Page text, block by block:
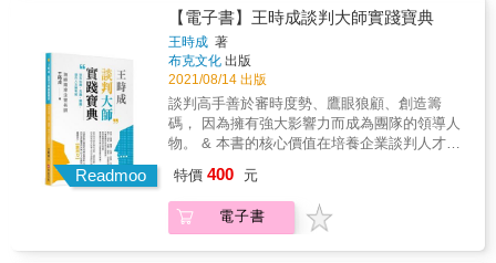
讓對方想清楚 即使你盡全力找出可能的途徑，
對方還是拒絕，你可能會想以力量逼迫他同
意。然而直接施加壓力的結果往往是遭受反
彈。這時你應該讓對方明白可能的後果，讓他
自己選擇，而不是威脅他同意。當你佔優勢
時，仍然要與對方談妥明確的協議，並確保他
會執行。最重要的是，談判的目的在滿足雙
備？ & 為了讓談話進行得更順利，你勢必得做
一些準備，看看哈佛談判專家怎麼做： & 1. 確
認雙方的利益：當對方的利益可能被滿足，談
話就會更順利；確認自己的利益，才能知道想
管從事什麼行業，不管你是在職場，還是在家
庭，只要有不同的意見，就可能需要談判協
商。談判已經成了現代人必備的基本知識和能
力，所以最好大家都學一點談判，才能用同樣
的語言溝通。 & ●談判是最不自私的學問 「雙
贏」的概念從來不是先天的良知良能，而是後
天學習來的。只有相信雙贏是可能的，我們才
會努力找到雙贏的解決方案。如果其中一方不
相信雙贏，雙贏就只是口號，不可能成真。 &
式。沒學過談判，腦子裡只有黑色、白色；學
過談判，才會看見灰色。沒學過的人，會問你
要白馬還是黑馬；學過談判，我們會說要斑
則，增加國際視野，提升戰略位置，獲得洞悉
情勢的談判智慧。 & 從精采實例中帶出戰術，
讓你迅速貫通，真正學到談判的精髓： & ‧為什
麼欠對方一份情，反而有助雙方關係？ ‧有哪種
個性的人是不適合參加談判的？ ‧當你居於弱
勢，該出什麼「妙招」才能讓強者讓步? ‧為什
麼刻意引爆衝突，反而能成為談判的切入點？ ‧
找別人？ ‧澳洲聯航如何用全面停飛，把「我的
問題」變成「大家的問題」，化解僵局？ ‧會吵
的小孩有糖吃，但要抓準時機。這和北韓藉由
化解衝突解決問題。 & 書籍內容兼顧學理、實
用性、完整性，具備易讀、易懂、易學、易用
四大特色，適合自學，或是作為企業培育談判
人才的首選訓練教材。 & 本書共分5篇12章，
系統化完整的教導談判博奕觀念、心態、策
略、技巧。 & 【個人篇】重點在強化心理建
設、培養卓越觀念、提高走上談判桌的信心。
【學理篇】介紹雙贏談判模式與增值談判模
式，學習談判學的兩大主流模式。 【戰略篇】
權勢籌碼贏得談判。 【戰術篇】教你運用槓桿
原理有效操作三大心理籌碼 (ICE) 影響談判的
結果。 【應用篇】指導新手與中級手如何準備
Readmoo
【電子書】王時成談判大師實踐寶典
王時成 著
布克文化 出版
2021/08/14 出版
談判高手善於審時度勢、鷹眼狼顧、創造籌
碼， 因為擁有強大影響力而成為團隊的領導人
物。 & 本書的核心價值在培養企業談判人才，
力：【談判力】。 & 海峽兩岸企管名師 &王時
成 &畢生所學 傾囊相授 & & 政治、商務、職
場、社會、家族、夫妻、親子、朋友、採購、
特價 400 元
電子書